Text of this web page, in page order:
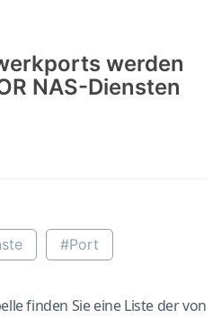
werden
NAS-Diensten
#Port
finden Sie eine Liste der von